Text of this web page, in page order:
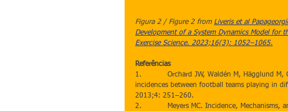
Figura 2 / Figure 2 from Liveris et al
Development of a System Dynamics Model
Exercise Science. 2023;16(3): 1052–1065.
Referências
1.           Orchard JW, Waldén M, Hägglund
incidences between football teams playing in
2013;4: 251–260.
2.           Meyers MC. Incidence,